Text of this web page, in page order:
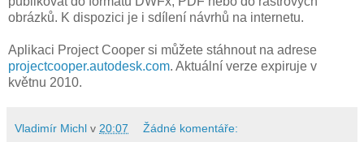
obrázků. K dispozici je i sdílení návrhů na internetu.
Aplikaci Project Cooper si můžete stáhnout na adrese
projectcooper.autodesk.com. Aktuální verze expiruje v
květnu 2010.
Vladimír Michl v 20:07 Žádné komentáře: